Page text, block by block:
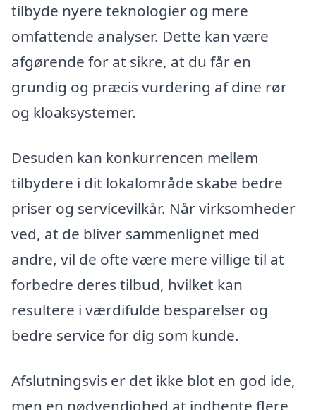
tilbyde nyere teknologier og mere
omfattende analyser. Dette kan være
afgørende for at sikre, at du får en
grundig og præcis vurdering af dine rør
og kloaksystemer.
Desuden kan konkurrencen mellem
tilbydere i dit lokalområde skabe bedre
priser og servicevilkår. Når virksomheder
ved, at de bliver sammenlignet med
andre, vil de ofte være mere villige til at
forbedre deres tilbud, hvilket kan
resultere i værdifulde besparelser og
bedre service for dig som kunde.
Afslutningsvis er det ikke blot en god ide,
men en nødvendighed at indhente flere